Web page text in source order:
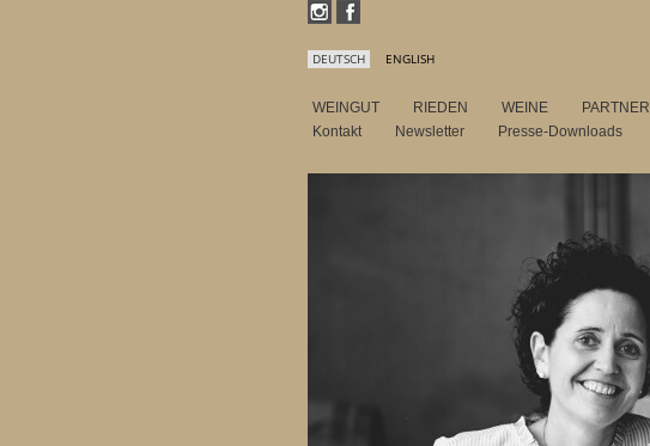
WEINGUT RIEDEN WEINE PARTNER
Kontakt
Newsletter Presse-Downloads
DEUTSCH ENGLISH